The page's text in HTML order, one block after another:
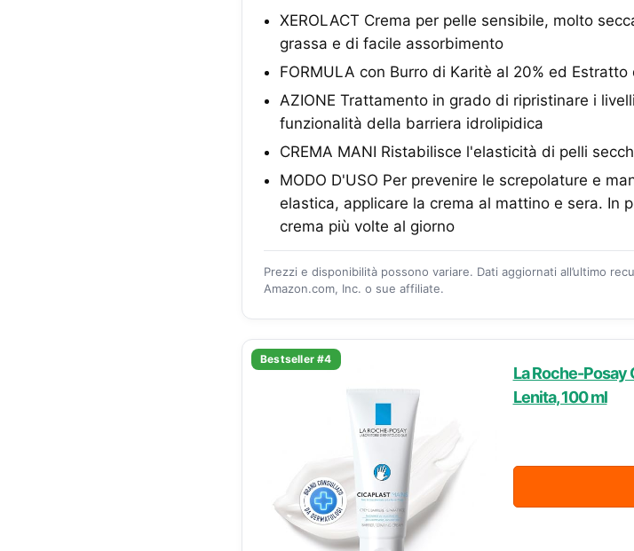
XEROLACT Crema per pelle sensibile, molto
grassa e di facile assorbimento
FORMULA con Burro di Karitè al 20% ed
AZIONE Trattamento in grado di ripristinare i
funzionalità della barriera idrolipidica
CREMA MANI Ristabilisce l'elasticità di pelli
MODO D'USO Per prevenire le screpolature e
elastica, applicare la crema al mattino e sera. In
crema più volte al giorno
Prezzi e disponibilità possono variare. Dati aggiornati all’ultimo
Amazon.com, Inc. o sue affiliate.
Bestseller #4
La Roche-Posay
Lenita, 100 ml